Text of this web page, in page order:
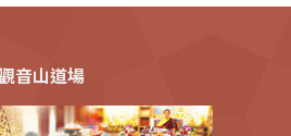
五大善行 有愛的世界-寒冬
音山道場